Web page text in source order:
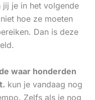
jij je in het volgende
hoe ze moeten
Dan is deze
waar honderden
kun je vandaag nog
Zelfs als je nog